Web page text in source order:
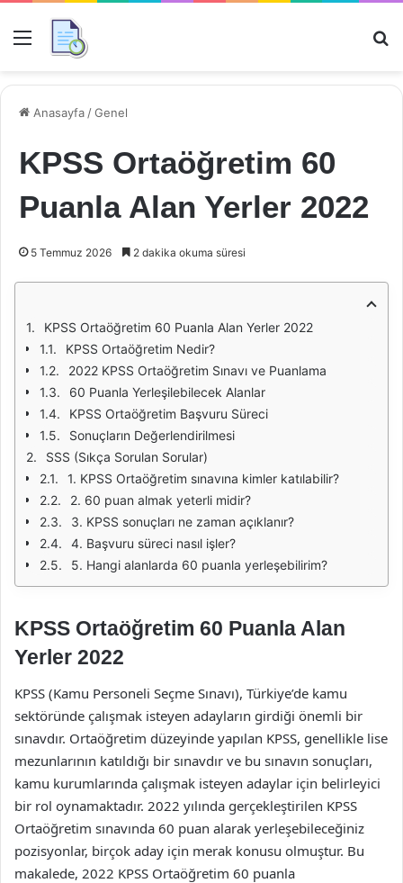
Menü
Anasayfa /Genel
KPSS Ortaöğretim 60
Puanla Alan Yerler 2022
5 Temmuz 2026 2 dakika okuma süresi
KPSS Ortaöğretim 60 Puanla Alan Yerler 2022
KPSS Ortaöğretim Nedir?
2022 KPSS Ortaöğretim Sınavı ve Puanlama
60 Puanla Yerleşilebilecek Alanlar
KPSS Ortaöğretim Başvuru Süreci
Sonuçların Değerlendirilmesi
SSS (Sıkça Sorulan Sorular)
1. KPSS Ortaöğretim sınavına kimler katılabilir?
2. 60 puan almak yeterli midir?
3. KPSS sonuçları ne zaman açıklanır?
4. Başvuru süreci nasıl işler?
5. Hangi alanlarda 60 puanla yerleşebilirim?
KPSS Ortaöğretim 60 Puanla Alan
Yerler 2022
KPSS (Kamu Personeli Seçme Sınavı), Türkiye’de kamu
sektöründe çalışmak isteyen adayların girdiği önemli bir
sınavdır. Ortaöğretim düzeyinde yapılan KPSS, genellikle lise
mezunlarının katıldığı bir sınavdır ve bu sınavın sonuçları,
kamu kurumlarında çalışmak isteyen adaylar için belirleyici
bir rol oynamaktadır. 2022 yılında gerçekleştirilen KPSS
Ortaöğretim sınavında 60 puan alarak yerleşebileceğiniz
pozisyonlar, birçok aday için merak konusu olmuştur. Bu
makalede, 2022 KPSS Ortaöğretim 60 puanla